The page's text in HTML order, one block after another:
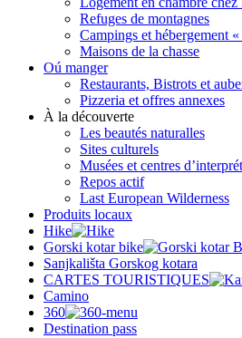
Refuges de montagnes
Campings et hébergement
Maisons de la chasse
Oú manger
Restaurants, Bistrots et
Pizzeria et offres annexes
À la découverte
Les beautés naturalles
Sites culturels
Musées et centres
Repos actif
Last European Wilderness
Produits locaux
Hike
Gorski kotar bike
Sanjkališta Gorskog kotara
CARTES TOURISTIQUES
Camino
360
Destination pass